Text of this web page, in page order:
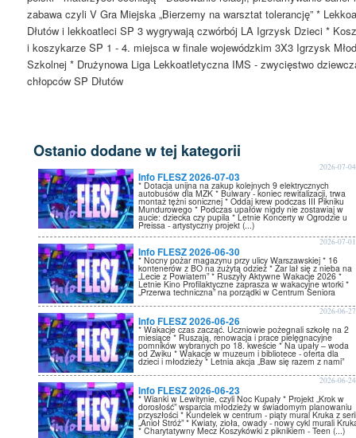
zabawa czyli V Gra Miejska „Bierzemy na warsztat tolerancję” *
Dłutów i lekkoatleci SP 3 wygrywają czwórbój LA Igrzysk Dzieci *
i koszykarze SP 1 - 4. miejsca w finale wojewódzkim 3X3 Igrzysk
Szkolnej * Drużynowa Liga Lekkoatletyczna IMS - zwycięstwo
chłopców SP Dłutów
Ostanio dodane w tej kategorii
Info FLESZ 2026-07-03
2026-07-04
* Dotacja unijna na zakup kolejnych 9 elektrycznych
autobusów dla MZK * Bulwary - koniec rewitalizacji, trwa
montaż tężni sonicznej * Oddaj krew podczas III Pikniku
Mundurowego * Podczas upałów nigdy nie zostawiaj w
aucie: dziecka czy pupila * Letnie Koncerty w Ogrodzie u
Preissa - artystyczny projekt (...)
Info FLESZ 2026-06-30
2026-07-01
* Nocny pożar magazynu przy ulicy Warszawskiej * 16
kontenerów z BO na zużytą odzież * Żar lał się z nieba na
„Lecie z Powiatem” * Ruszyły Aktywne Wakacje 2026 *
Letnie Kino Profilaktyczne zaprasza w wakacyjne wtorki *
„Przerwa techniczna” na porządki w Centrum Seniora
Info FLESZ 2026-06-26
2026-06-27
* Wakacje czas zacząć. Uczniowie pożegnali szkołę na 2
miesiące * Ruszają, renowacja i prace pielęgnacyjne
pomników wybranych po 18. kweście * Na upały – woda
od Zwiku * Wakacje w muzeum i bibliotece - oferta dla
dzieci i młodzieży * Letnia akcja „Baw się razem z nami”
Info FLESZ 2026-06-23
2026-06-24
* Wianki w Lewitynie, czyli Noc Kupały * Projekt „Krok w
dorosłość” wsparcia młodzieży w świadomym planowaniu
przyszłości * Kundelek w centrum - piąty mural Kruka z
„Anioł Stróż” * Kwiaty, zioła, owady - nowy cykl murali
* Charytatywny Mecz Koszykówki z piknikiem - Teen (...)